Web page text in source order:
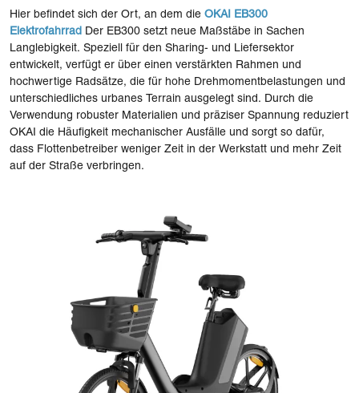
Hier befindet sich der Ort, an dem die OKAI EB300
Elektrofahrrad
Der EB300 setzt neue Maßstäbe in Sachen
Langlebigkeit. Speziell für den Sharing- und Liefersektor
entwickelt, verfügt er über einen verstärkten Rahmen und
hochwertige Radsätze, die für hohe Drehmomentbelastungen und
unterschiedliches urbanes Terrain ausgelegt sind. Durch die
Verwendung robuster Materialien und präziser Spannung reduziert
OKAI die Häufigkeit mechanischer Ausfälle und sorgt so dafür,
dass Flottenbetreiber weniger Zeit in der Werkstatt und mehr Zeit
auf der Straße verbringen.